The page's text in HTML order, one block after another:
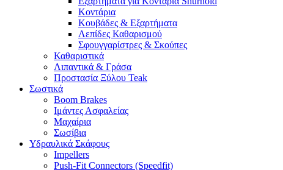
Κοντάρια
Κουβάδες & Εξαρτήματα
Λεπίδες Καθαρισμού
Σφουγγαρίστρες & Σκούπες
Καθαριστικά
Λιπαντικά & Γράσα
Προστασία Ξύλου Teak
Σωστικά
Boom Brakes
Ιμάντες Ασφαλείας
Μαχαίρια
Σωσίβια
Υδραυλικά Σκάφους
Impellers
Push-Fit Connectors (Speedfit)